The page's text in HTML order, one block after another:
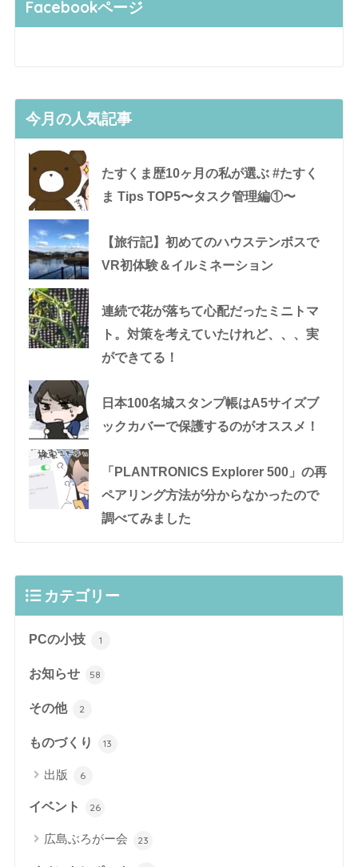
Facebookページ
今月の人気記事
たすくま歴10ヶ月の私が選ぶ #たすく
ま Tips TOP5〜タスク管理編①〜
【旅行記】初めてのハウステンボスで
VR初体験＆イルミネーション
連続で花が落ちて心配だったミニトマ
ト。対策を考えていたけれど、、、実
ができてる！
日本100名城スタンプ帳はA5サイズブ
ックカバーで保護するのがオススメ！
「PLANTRONICS Explorer 500」の再
ペアリング方法が分からなかったので
調べてみました
カテゴリー
PCの小技 1
お知らせ 58
その他 2
ものづくり 13
出版 6
イベント 26
広島ぶろがー会 23